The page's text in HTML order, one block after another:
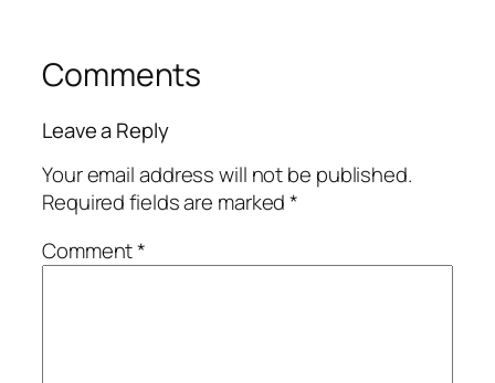
Comments
Leave a Reply
Your email address will not be published.
Required fields are marked*
Comment*